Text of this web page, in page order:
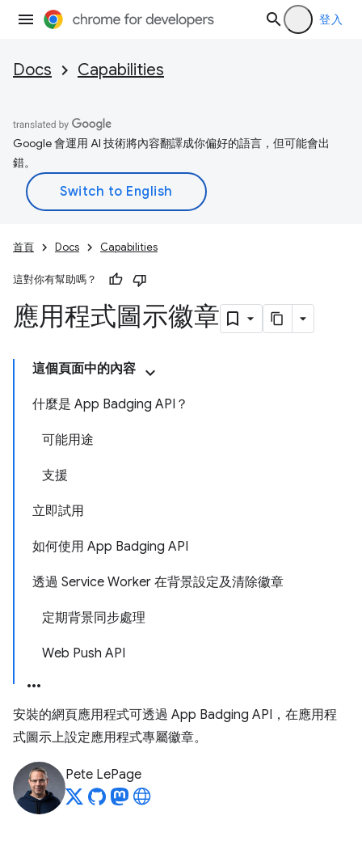
登入
Docs Capabilities
Google 會運用 AI 技術將內容翻譯成你偏好的語言，但可能會出
錯。
首頁 Docs Capabilities
這對你有幫助嗎？
應用程式圖示徽章
這個頁面中的內容
什麼是 App Badging API？
可能用途
支援
立即試用
如何使用 App Badging API
透過 Service Worker 在背景設定及清除徽章
定期背景同步處理
Web Push API
安裝的網頁應用程式可透過 App Badging API，在應用程
式圖示上設定應用程式專屬徽章。
Pete LePage